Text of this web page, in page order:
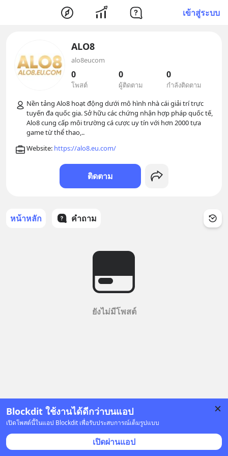
เข้าสู่ระบบ
Blockdit ใช้งานได้ดีกว่าบนแอป
เปิดโพสต์นี้ในแอป Blockdit เพื่อรับประสบการณ์เต็มรูปแบบ
เปิดผ่านแอป
ALO8
alo8eucom
0
โพสต์
0
ผู้ติดตาม
0
กำลังติดตาม
Nền tảng Alo8 hoạt động dưới mô hình nhà cái giải trí trực
tuyến đa quốc gia. Sở hữu các chứng nhận hợp pháp quốc tế,
Alo8 cung cấp môi trường cá cược uy tín với hơn 2000 tựa
Website: https://alo8.eu.com/
ติดตาม
หน้าหลัก คำถาม
ยังไม่มีโพสต์